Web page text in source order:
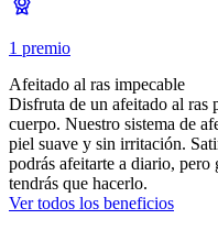
1 premio
Afeitado al ras impecable
Disfruta de un afeitado al ras
cuerpo. Nuestro sistema de
piel suave y sin irritación.
podrás afeitarte a diario, pero
tendrás que hacerlo.
Ver todos los beneficios